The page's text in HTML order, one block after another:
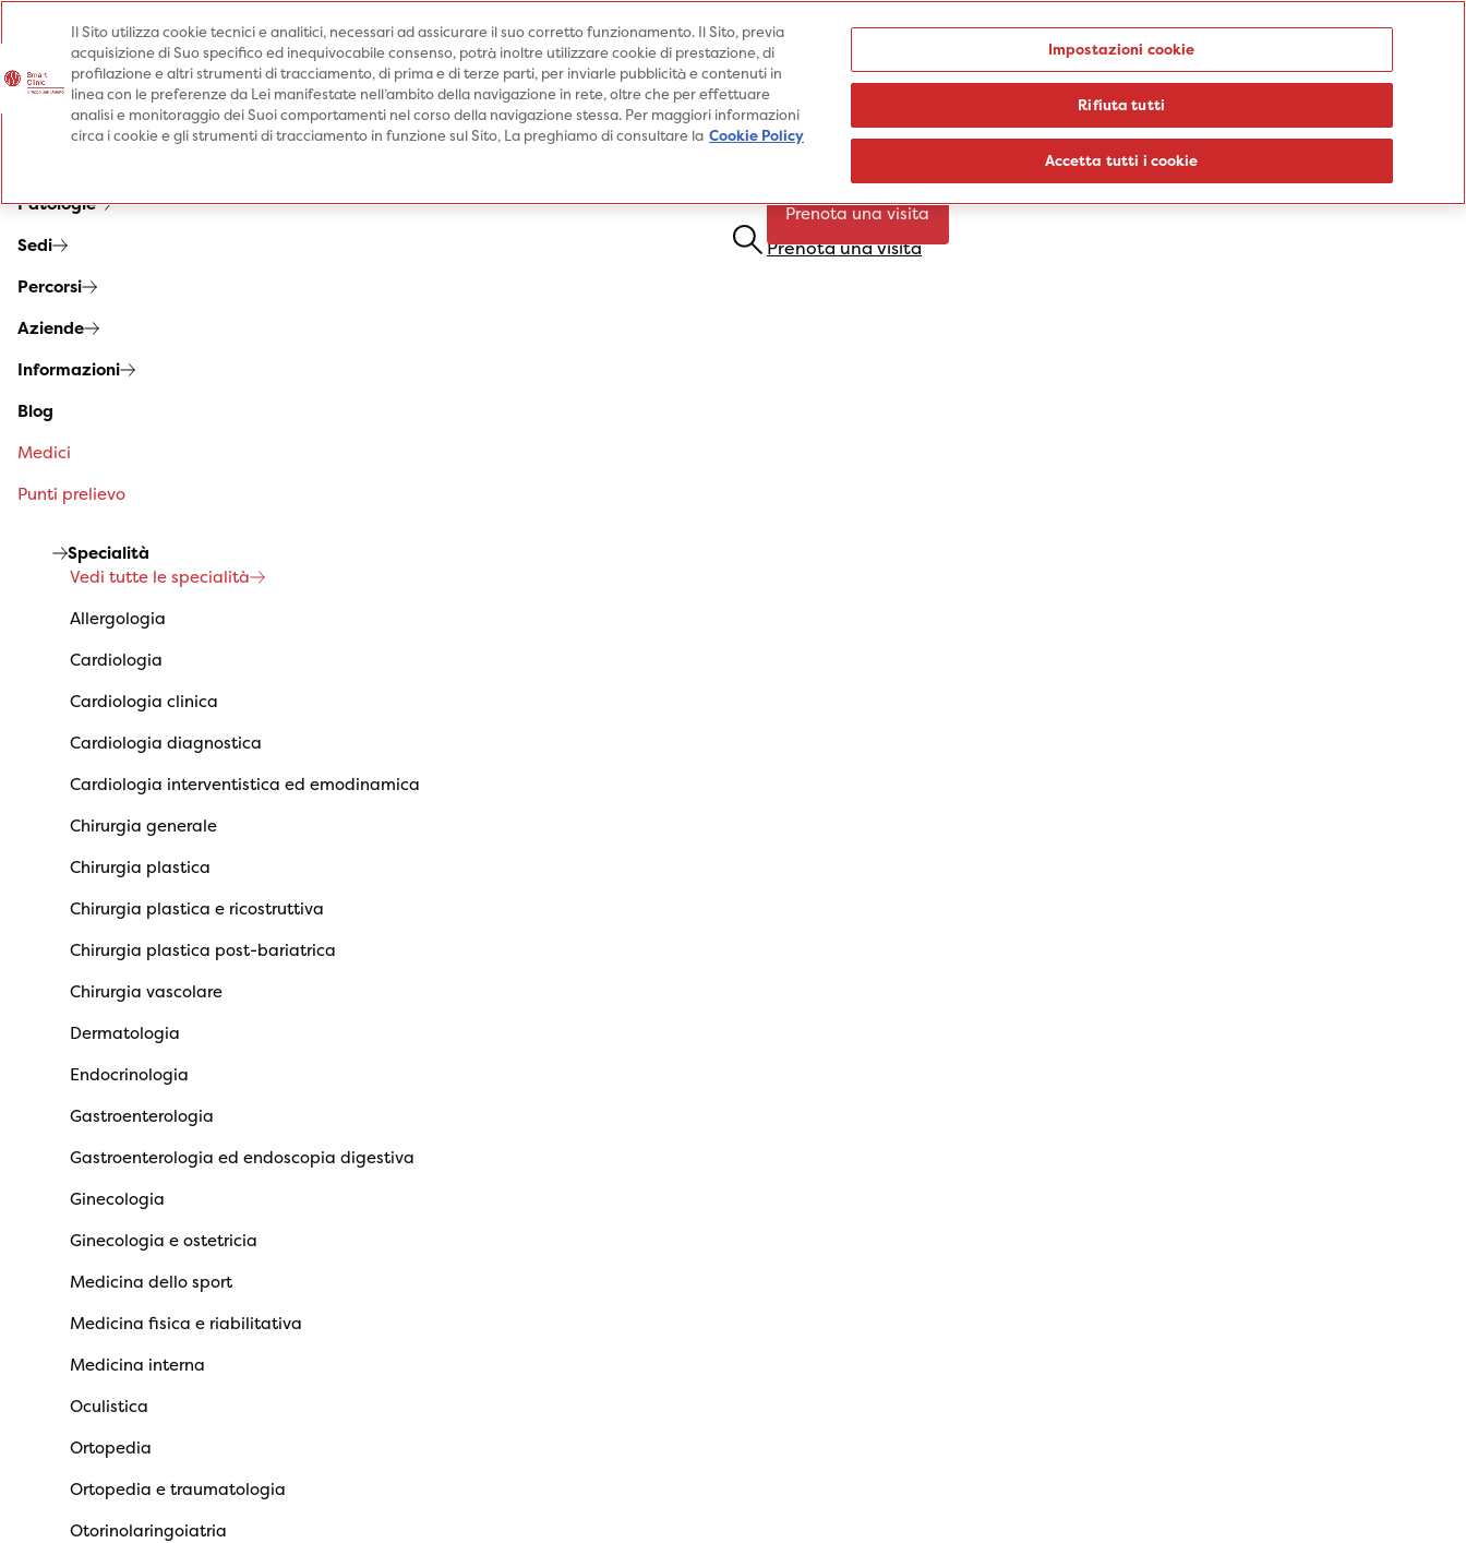
Prenota una visita
Prenota una visita
Specialità
Patologie
Sedi
Percorsi
Aziende
Informazioni
Blog
Medici
Punti prelievo
Specialità
Vedi tutte le specialità
Allergologia
Cardiologia
Cardiologia clinica
Cardiologia diagnostica
Cardiologia interventistica ed emodinamica
Chirurgia generale
Chirurgia plastica
Chirurgia plastica e ricostruttiva
Chirurgia plastica post-bariatrica
Chirurgia vascolare
Dermatologia
Endocrinologia
Gastroenterologia
Gastroenterologia ed endoscopia digestiva
Ginecologia
Ginecologia e ostetricia
Medicina dello sport
Medicina fisica e riabilitativa
Medicina interna
Oculistica
Ortopedia
Ortopedia e traumatologia
Otorinolaringoiatria
Medici Punti prelievo
Specialità PrestazioniPatologie Sedi Percorsi Aziende Informazioni
Prenota una visita
Prenota una visita
Il Sito utilizza cookie tecnici e analitici, necessari ad assicurare il suo corretto funzionamento. Il Sito, previa
acquisizione di Suo specifico ed inequivocabile consenso, potrà inoltre utilizzare cookie di prestazione, di
profilazione e altri strumenti di tracciamento, di prima e di terze parti, per inviarle pubblicità e contenuti in
linea con le preferenze da Lei manifestate nell’ambito della navigazione in rete, oltre che per effettuare
analisi e monitoraggio dei Suoi comportamenti nel corso della navigazione stessa. Per maggiori informazioni
circa i cookie e gli strumenti di tracciamento in funzione sul Sito, La preghiamo di consultare la Cookie Policy
Impostazioni cookie
Rifiuta tutti
Accetta tutti i cookie